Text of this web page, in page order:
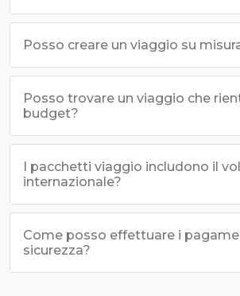
Posso creare un viaggio su
Posso trovare un viaggio che
budget?
I pacchetti viaggio includono il
internazionale?
Come posso effettuare i
sicurezza?